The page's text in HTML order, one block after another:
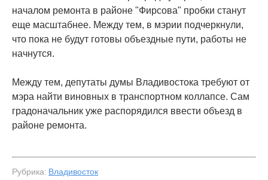
началом ремонта в районе "Фирсова" пробки станут
еще масштабнее. Между тем, в мэрии подчеркнули,
что пока не будут готовы объездные пути, работы не
начнутся.
Между тем, депутаты думы Владивостока требуют от
мэра найти виновных в транспортном коллапсе. Сам
градоначальник уже распорядился ввести объезд в
районе ремонта.
Рубрика: Владивосток